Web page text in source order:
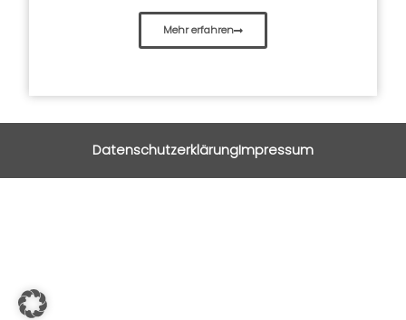
Mehr erfahren
DatenschutzerklärungImpressum